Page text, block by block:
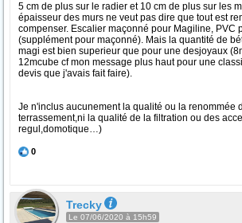
5 cm de plus sur le radier et 10 cm de plus sur les
épaisseur des murs ne veut pas dire que tout est
compenser. Escalier maçonné pour Magiline, PVC
(supplément pour maçonné). Mais la quantité de
magi est bien superieur que pour une desjoyaux
12mcube cf mon message plus haut pour une
devis que j'avais fait faire).
Je n'inclus aucunement la qualité ou la renommée
terrassement,ni la qualité de la filtration ou des
regul,domotique…)
0
Trecky
Le 07/06/2020 à 15h59